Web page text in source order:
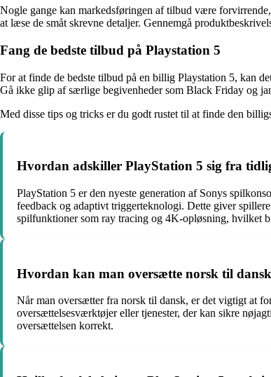
Nogle gange kan markedsføringen af tilbud være
at læse de småt skrevne detaljer. Gennemgå
Fang de bedste tilbud på Playstation 5
For at finde de bedste tilbud på en billig Playstation 5, kan
Gå ikke glip af særlige begivenheder som Black Friday og
Med disse tips og tricks er du godt rustet til at finde den
Hvordan adskiller PlayStation 5 sig fra
PlayStation 5 er den nyeste generation af Sonys
feedback og adaptivt triggerteknologi. Dette giver
spilfunktioner som ray tracing og 4K-opløsning, hvilket
Hvordan kan man oversætte norsk til
Når man oversætter fra norsk til dansk, er det vigtigt at
oversættelsesværktøjer eller tjenester, der kan sikre
oversættelsen korrekt.